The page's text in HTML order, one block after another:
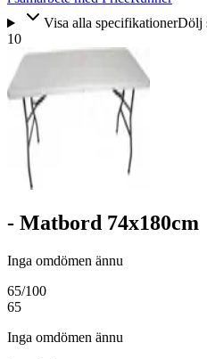
Visa alla specifikationerDölj
10
- Matbord 74x180cm
Inga omdömen ännu
65/100
65
Inga omdömen ännu